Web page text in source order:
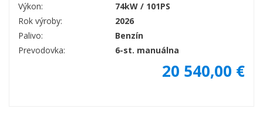
Výkon:
74kW / 101PS
Rok výroby:
2026
Palivo:
Benzín
Prevodovka:
6-st. manuálna
20 540,00 €